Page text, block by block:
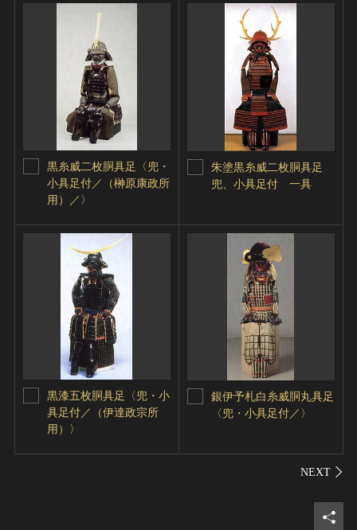
黒糸威二枚胴具足〈兜・
小具足付／（榊原康政所
用）／〉
朱塗黒糸威二枚胴具足
兜、小具足付 一具
黒漆五枚胴具足〈兜・小
具足付／（伊達政宗所
用）〉
銀伊予札白糸威胴丸具足
〈兜・小具足付／〉
シェ